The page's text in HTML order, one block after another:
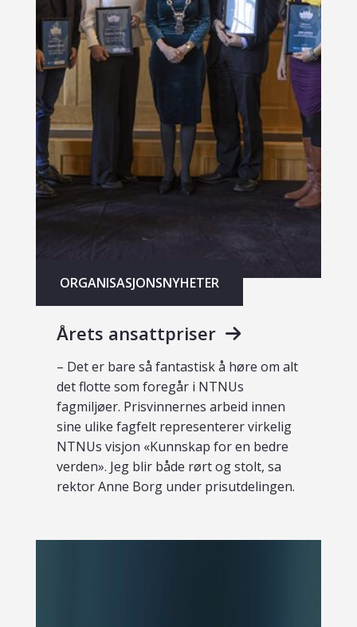
ORGANISASJONSNYHETER
Årets ansattpriser
– Det er bare så fantastisk å høre om alt
det flotte som foregår i NTNUs
fagmiljøer. Prisvinnernes arbeid innen
sine ulike fagfelt representerer virkelig
NTNUs visjon «Kunnskap for en bedre
verden». Jeg blir både rørt og stolt, sa
rektor Anne Borg under prisutdelingen.